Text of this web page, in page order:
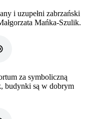
i uzupełni zabrzański
Mańka-Szulik.
za symboliczną
budynki są w dobrym